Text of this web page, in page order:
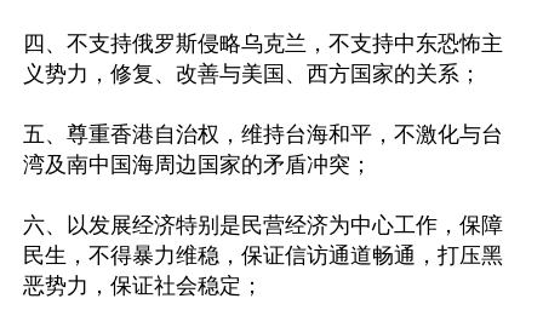
四、不支持俄罗斯侵略乌克兰，不支持中东恐怖主
义势力，修复、改善与美国、西方国家的关系；
五、尊重香港自治权，维持台海和平，不激化与台
湾及南中国海周边国家的矛盾冲突；
六、以发展经济特别是民营经济为中心工作，保障
民生，不得暴力维稳，保证信访通道畅通，打压黑
恶势力，保证社会稳定；